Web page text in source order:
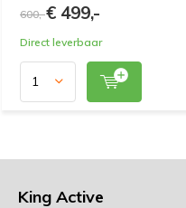
600,-€ 499,-
Direct leverbaar
King Active